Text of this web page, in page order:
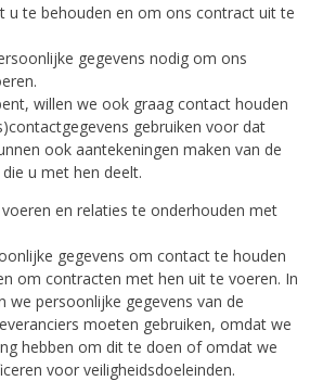
u te behouden en om ons contract uit te
gegevens nodig om ons
willen we ook graag contact houden
gebruiken voor dat
ook aantekeningen maken van de
u met hen deelt.
en relaties te onderhouden met
gegevens om contact te houden
om contracten met hen uit te voeren. In
we persoonlijke gegevens van de
moeten gebruiken, omdat we
hebben om dit te doen of omdat we
voor veiligheidsdoeleinden.